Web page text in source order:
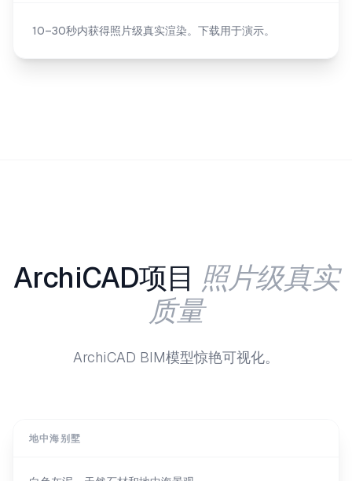
10–30秒内获得照片级真实渲染。下载用于演示。
ArchiCAD项目 照片级真实
质量
ArchiCAD BIM模型惊艳可视化。
地中海别墅